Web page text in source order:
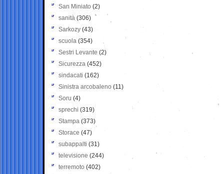
San Miniato (2)
sanità (306)
Sarkozy (43)
scuola (354)
Sestri Levante (2)
Sicurezza (452)
sindacati (162)
Sinistra arcobaleno (11)
Soru (4)
sprechi (319)
Stampa (373)
Storace (47)
subappalti (31)
televisione(244)
terremoto (402)